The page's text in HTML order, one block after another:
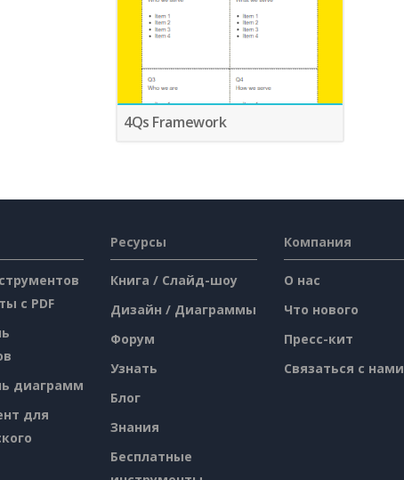
4Qs Framework
с PDF
диаграмм
для
Ресурсы
Книга / Слайд-шоу
Дизайн / Диаграммы
Форум
Узнать
Блог
Знания
Бесплатные
Компания
О нас
Что нового
Пресс-кит
Связаться с нами